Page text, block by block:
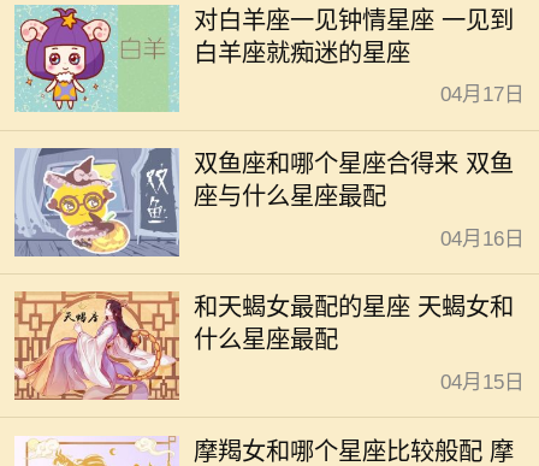
对白羊座一见钟情星座 一见到
白羊座就痴迷的星座
04月17日
双鱼座和哪个星座合得来 双鱼
座与什么星座最配
04月16日
和天蝎女最配的星座 天蝎女和
什么星座最配
04月15日
摩羯女和哪个星座比较般配 摩